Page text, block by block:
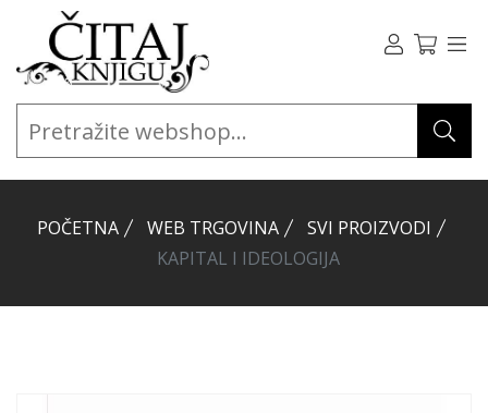
POČETNA WEB TRGOVINA
SVI PROIZVODI
KAPITAL I IDEOLOGIJA